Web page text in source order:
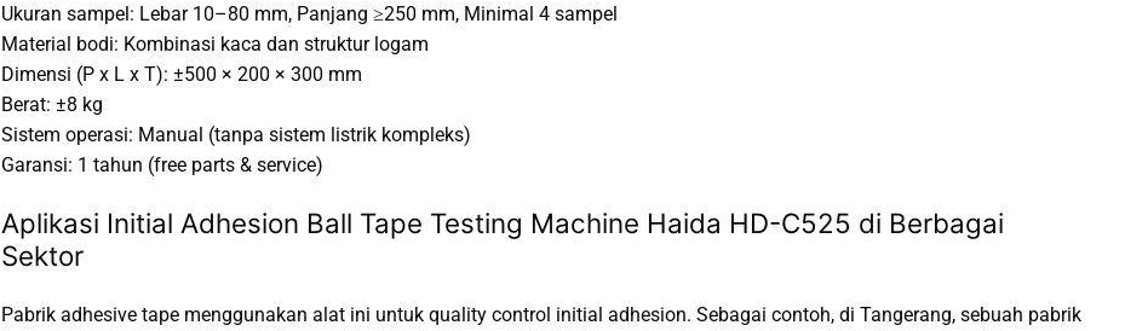
Ukuran sampel: Lebar 10–80 mm, Panjang ≥250 mm, Minimal 4 sampel
Material bodi: Kombinasi kaca dan struktur logam
Dimensi (P x L x T): ±500 × 200 × 300 mm
Berat: ±8 kg
Sistem operasi: Manual (tanpa sistem listrik kompleks)
Garansi: 1 tahun (free parts & service)
Aplikasi Initial Adhesion Ball Tape Testing Machine Haida HD-C525 di Berbagai
Sektor
Pabrik adhesive tape menggunakan alat ini untuk quality control initial adhesion. Sebagai contoh, di Tangerang, sebuah pabrik